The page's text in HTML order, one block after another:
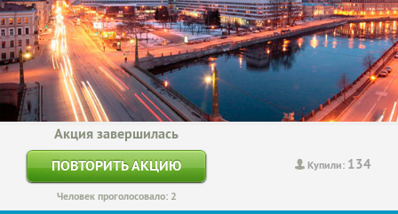
Купили: 134
Акция завершилась
ПОВТОРИТЬ АКЦИЮ
Человек проголосовало: 2